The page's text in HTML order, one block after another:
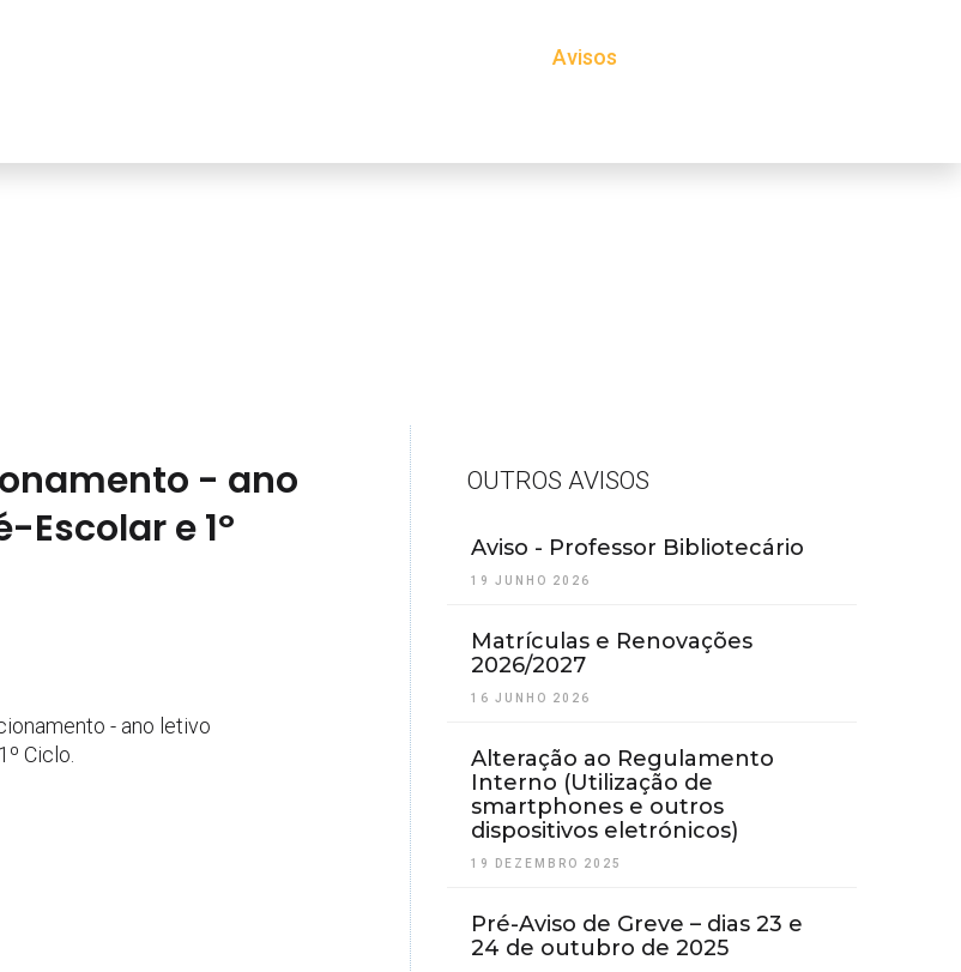
Avisos
- ano
Escolar e 1º
- ano letivo
Ciclo.
OUTROS AVISOS
Aviso - Professor Bibliotecário
19 JUNHO 2026
Matrículas e Renovações
2026/2027
16 JUNHO 2026
Alteração ao Regulamento
Interno (Utilização de
smartphones e outros
dispositivos eletrónicos)
19 DEZEMBRO 2025
Pré-Aviso de Greve – dias 23 e
24 de outubro de 2025